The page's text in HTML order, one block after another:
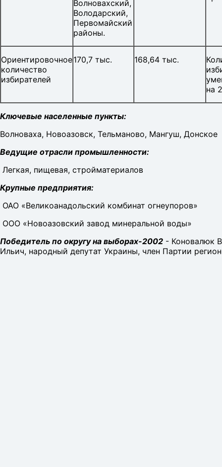
Волновахский,
Володарский,
Первомайский
районы.
Ориентировочное
количество
избирателей
170,7 тыс. 168,64 тыс.
на
Ключевые населенные пункты:
Волноваха, Новоазовск, Тельманово, Мангуш, Донское
Ведущие отрасли промышленности:
Легкая, пищевая, стройматериалов
Крупные предприятия:
ОАО «Великоанадольский комбинат огнеупоров»
ООО «Новоазовский завод минеральной воды»
Победитель по округу на выборах-2002 - Коновалюк
Ильич, народный депутат Украины, член Партии